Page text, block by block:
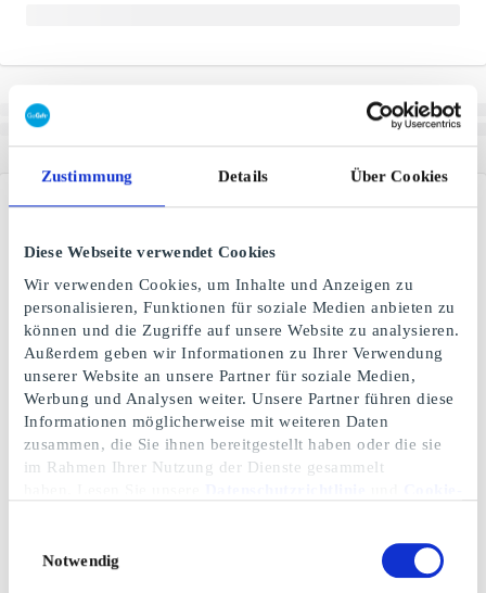
Zustimmung Details Über Cookies
Diese Webseite verwendet Cookies
Wir verwenden Cookies, um Inhalte und Anzeigen zu
personalisieren, Funktionen für soziale Medien anbieten zu
können und die Zugriffe auf unsere Website zu analysieren.
Außerdem geben wir Informationen zu Ihrer Verwendung
unserer Website an unsere Partner für soziale Medien,
Werbung und Analysen weiter. Unsere Partner führen diese
Informationen möglicherweise mit weiteren Daten
zusammen, die Sie ihnen bereitgestellt haben oder die sie
im Rahmen Ihrer Nutzung der Dienste gesammelt
Notwendig